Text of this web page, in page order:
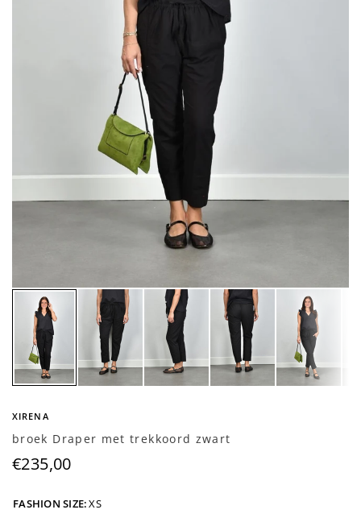
XIRENA
broek Draper met trekkoord zwart
€235,00
FASHION SIZE:XS